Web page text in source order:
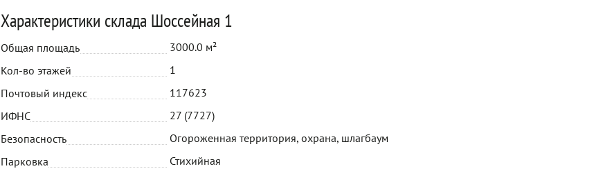
Характеристики склада Шоссейная 1
Общая площадь
3000.0 м²
Кол-во этажей
1
Почтовый индекс
117623
ИФНС
27 (7727)
Безопасность
Огороженная территория, охрана, шлагбаум
Парковка
Стихийная